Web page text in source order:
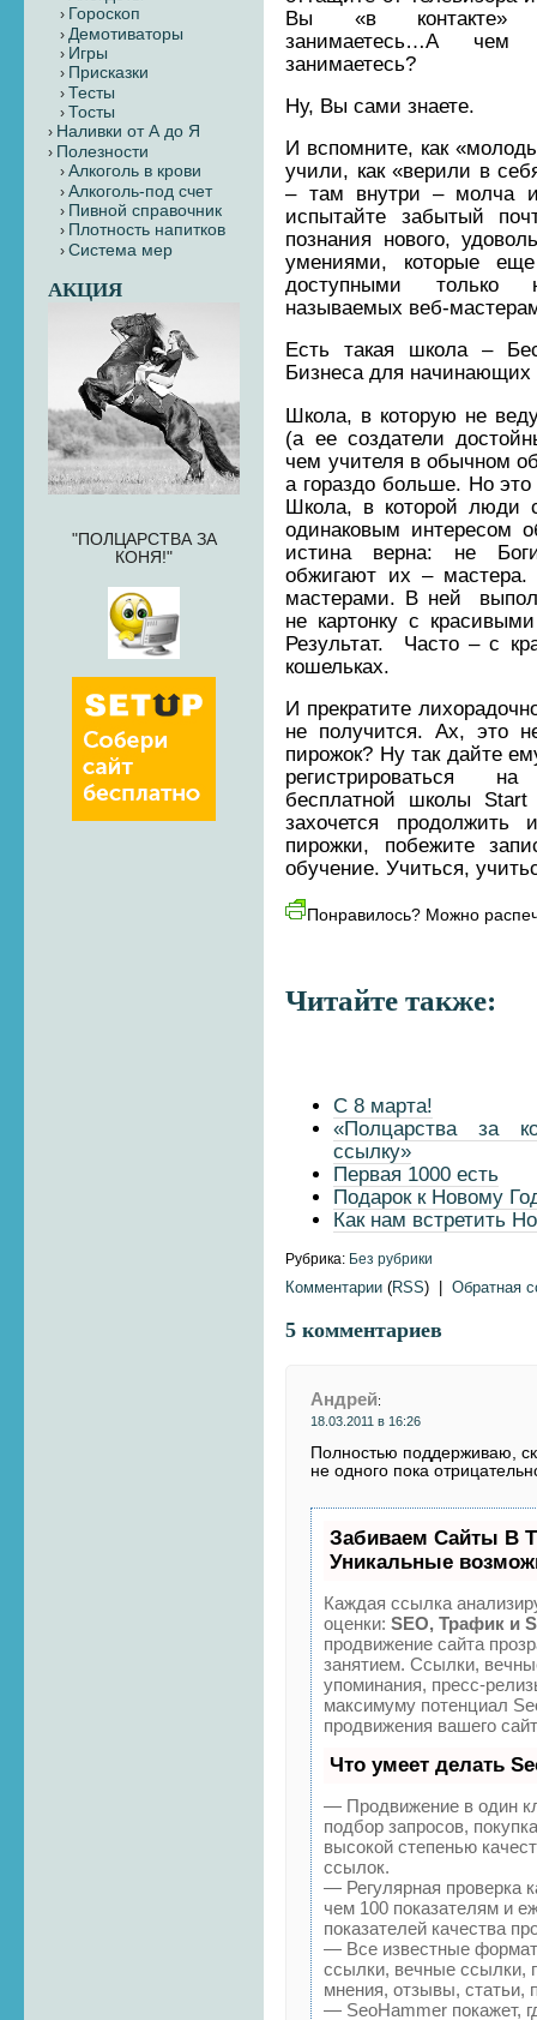
Вы «в контакте» с
занимаетесь…А
занимаетесь?
Ну, Вы сами знаете.
И вспомните, как
учили, как «верили в
– там внутри – молча
испытайте забытый
познания нового,
умениями, которые
доступными только
называемых веб-
Есть такая школа –
Бизнеса для начинающих
Школа, в которую не
(а ее создатели
чем учителя в обычном
а гораздо больше. Но
Школа, в которой люди
одинаковым интересом
истина верна: не
обжигают их – мастера.
мастерами. В ней
не картонку с
Результат. Часто – с
кошельках.
И прекратите
не получится. Ах, это
пирожок? Ну так дайте
регистрироваться
бесплатной школы
захочется
пирожки, побежите
обучение. Учиться,
Понравилось? Можно
Читайте также:
С 8 марта!
«Полцарства за
ссылку»
Первая 1000 есть
Подарок к Новому
Как нам встретить
Рубрика: Без рубрики
Комментарии (RSS) |Обратная
5 комментариев
Андрей:
18.03.2011 в 16:26
Полностью поддерживаю,
не одного пока
Забиваем Сайты В
Уникальные
Каждая ссылка
оценки:SEO, Трафик и
продвижение сайта
занятием. Ссылки,
упоминания, пресс-
максимуму потенциал
продвижения вашего
Что умеет делать
— Продвижение в один
подбор запросов,
высокой степенью
ссылок.
— Регулярная проверка
чем 100 показателям и
показателей качества
— Все известные
ссылки, вечные ссылки,
мнения, отзывы, статьи,
— SeoHammer покажет,
Гороскоп
Демотиваторы
Игры
Присказки
Тесты
Тосты
Наливки от А до Я
Полезности
Алкоголь в крови
Алкоголь-под счет
Пивной справочник
Плотность напитков
Система мер
АКЦИЯ
"ПОЛЦАРСТВА ЗА
КОНЯ!"